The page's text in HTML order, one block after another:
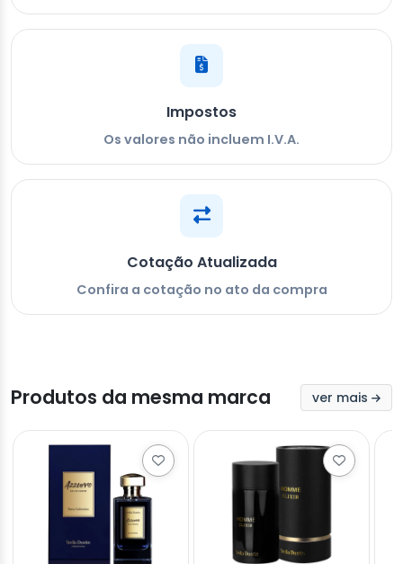
Impostos
Os valores não incluem I.V.A.
Cotação Atualizada
Confira a cotação no ato da compra
Produtos da mesma marca ver mais